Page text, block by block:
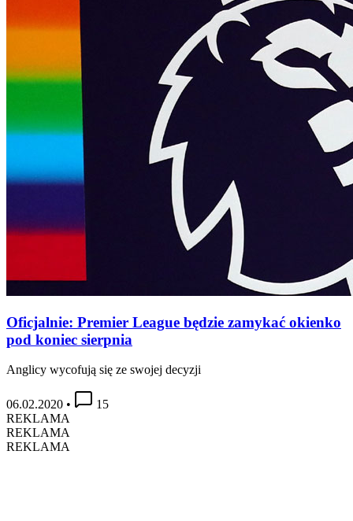
Oficjalnie: Premier League będzie zamykać okienko
pod koniec sierpnia
Anglicy wycofują się ze swojej decyzji
06.02.2020 •
15
REKLAMA
REKLAMA
REKLAMA